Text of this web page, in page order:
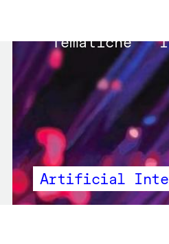
Main
navigation
Tematiche
Artificial